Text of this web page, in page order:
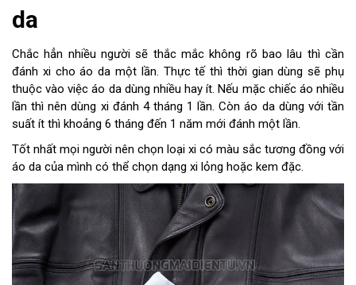
da
Chắc hẳn nhiều người sẽ thắc mắc không rõ bao lâu thì cần
đánh xi cho áo da một lần. Thực tế thì thời gian dùng sẽ phụ
thuộc vào việc áo da dùng nhiều hay ít. Nếu mặc chiếc áo nhiều
lần thì nên dùng xi đánh 4 tháng 1 lần. Còn áo da dùng với tần
suất ít thì khoảng 6 tháng đến 1 năm mới đánh một lần.
Tốt nhất mọi người nên chọn loại xi có màu sắc tương đồng với
áo da của mình có thể chọn dạng xi lỏng hoặc kem đặc.